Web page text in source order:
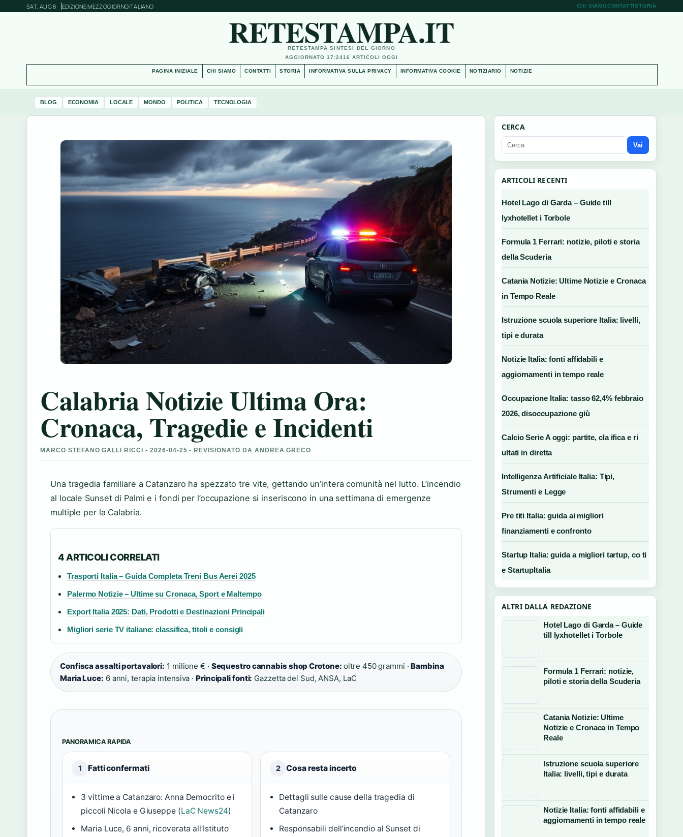
SAT, AUG 8 EDIZIONE MEZZOGIORNOITALIANO CHI SIAMOCONTATTISTORIA
RETESTAMPA.IT
RETESTAMPA SINTESI DEL GIORNO
AGGIORNATO 17:2416 ARTICOLI OGGI
PAGINA INIZIALE CHI SIAMO CONTATTI STORIA INFORMATIVA SULLA PRIVACY INFORMATIVA COOKIE NOTIZIARIO NOTIZIE
BLOG ECONOMIA LOCALE MONDO POLITICA TECNOLOGIA
Calabria Notizie Ultima Ora:
Cronaca, Tragedie e Incidenti
MARCO STEFANO GALLI RICCI • 2026-04-25 • REVISIONATO DA ANDREA GRECO
Una tragedia familiare a Catanzaro ha spezzato tre vite, gettando un’intera comunità nel lutto. L’incendio
al locale Sunset di Palmi e i fondi per l’occupazione si inseriscono in una settimana di emergenze
multiple per la Calabria.
4 ARTICOLI CORRELATI
Trasporti Italia – Guida Completa Treni Bus Aerei 2025
Palermo Notizie – Ultime su Cronaca, Sport e Maltempo
Export Italia 2025: Dati, Prodotti e Destinazioni Principali
Migliori serie TV italiane: classifica, titoli e consigli
Confisca assalti portavalori: 1 milione € · Sequestro cannabis shop Crotone: oltre 450 grammi ·Bambina
Maria Luce: 6 anni, terapia intensiva ·Principali fonti: Gazzetta del Sud, ANSA, LaC
PANORAMICA RAPIDA
1 Fatti confermati
3 vittime a Catanzaro: Anna Democrito e i
piccoli Nicola e Giuseppe (LaC News24)
Maria Luce, 6 anni, ricoverata all’Istituto
2 Cosa resta incerto
Dettagli sulle cause della tragedia di
Catanzaro
Responsabili dell’incendio al Sunset di
CERCA
Vai
ARTICOLI RECENTI
Hotel Lago di Garda – Guide till
lyxhotellet i Torbole
Formula 1 Ferrari: notizie, piloti e storia
della Scuderia
Catania Notizie: Ultime Notizie e Cronaca
in Tempo Reale
Istruzione scuola superiore Italia: livelli,
tipi e durata
Notizie Italia: fonti affidabili e
aggiornamenti in tempo reale
Occupazione Italia: tasso 62,4% febbraio
2026, disoccupazione giù
Calcio Serie A oggi: partite, cla ifica e ri
ultati in diretta
Intelligenza Artificiale Italia: Tipi,
Strumenti e Legge
Pre titi Italia: guida ai migliori
finanziamenti e confronto
Startup Italia: guida a migliori tartup, co ti
e StartupItalia
ALTRI DALLA REDAZIONE
Hotel Lago di Garda – Guide
till lyxhotellet i Torbole
Formula 1 Ferrari: notizie,
piloti e storia della Scuderia
Catania Notizie: Ultime
Notizie e Cronaca in Tempo
Reale
Istruzione scuola superiore
Italia: livelli, tipi e durata
Notizie Italia: fonti affidabili e
aggiornamenti in tempo reale